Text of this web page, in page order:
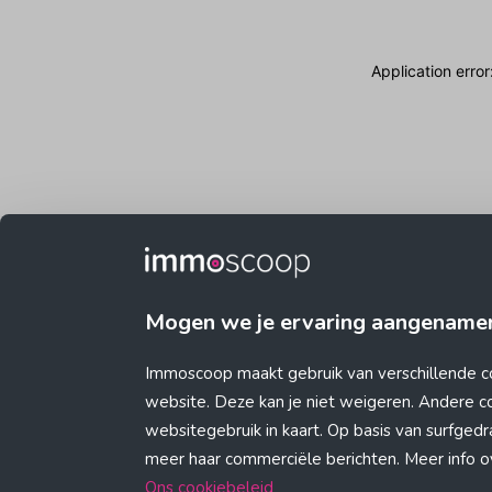
Mogen we je ervaring
Immoscoop maakt gebruik van verschillende
website. Deze kan je niet weigeren. Andere
websitegebruik in kaart. Op basis van
meer haar commerciële berichten. Meer info
Ons cookiebeleid
Application